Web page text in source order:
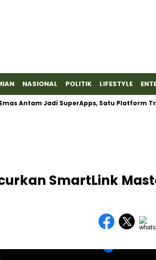
NASIONAL POLITIK LIFESTYLE
Jadi SuperApps, Satu Platform
SmartLink